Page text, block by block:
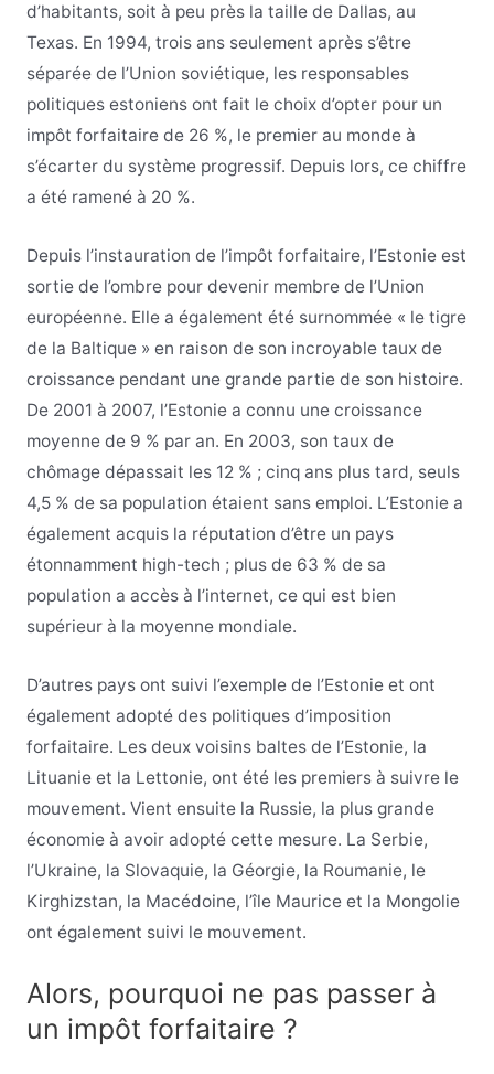
d’habitants, soit à peu près la taille de Dallas, au
Texas. En 1994, trois ans seulement après s’être
séparée de l’Union soviétique, les responsables
politiques estoniens ont fait le choix d’opter pour un
impôt forfaitaire de 26 %, le premier au monde à
s’écarter du système progressif. Depuis lors, ce chiffre
a été ramené à 20 %.
Depuis l’instauration de l’impôt forfaitaire, l’Estonie est
sortie de l’ombre pour devenir membre de l’Union
européenne. Elle a également été surnommée « le tigre
de la Baltique » en raison de son incroyable taux de
croissance pendant une grande partie de son histoire.
De 2001 à 2007, l’Estonie a connu une croissance
moyenne de 9 % par an. En 2003, son taux de
chômage dépassait les 12 % ; cinq ans plus tard, seuls
4,5 % de sa population étaient sans emploi. L’Estonie a
également acquis la réputation d’être un pays
étonnamment high-tech ; plus de 63 % de sa
population a accès à l’internet, ce qui est bien
supérieur à la moyenne mondiale.
D’autres pays ont suivi l’exemple de l’Estonie et ont
également adopté des politiques d’imposition
forfaitaire. Les deux voisins baltes de l’Estonie, la
Lituanie et la Lettonie, ont été les premiers à suivre le
mouvement. Vient ensuite la Russie, la plus grande
économie à avoir adopté cette mesure. La Serbie,
l’Ukraine, la Slovaquie, la Géorgie, la Roumanie, le
Kirghizstan, la Macédoine, l’île Maurice et la Mongolie
ont également suivi le mouvement.
Alors, pourquoi ne pas passer à
un impôt forfaitaire ?